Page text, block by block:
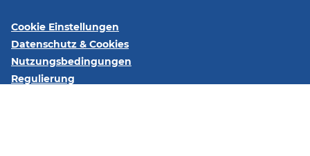
Cookie Einstellungen
Datenschutz & Cookies
Nutzungsbedingungen
Regulierung